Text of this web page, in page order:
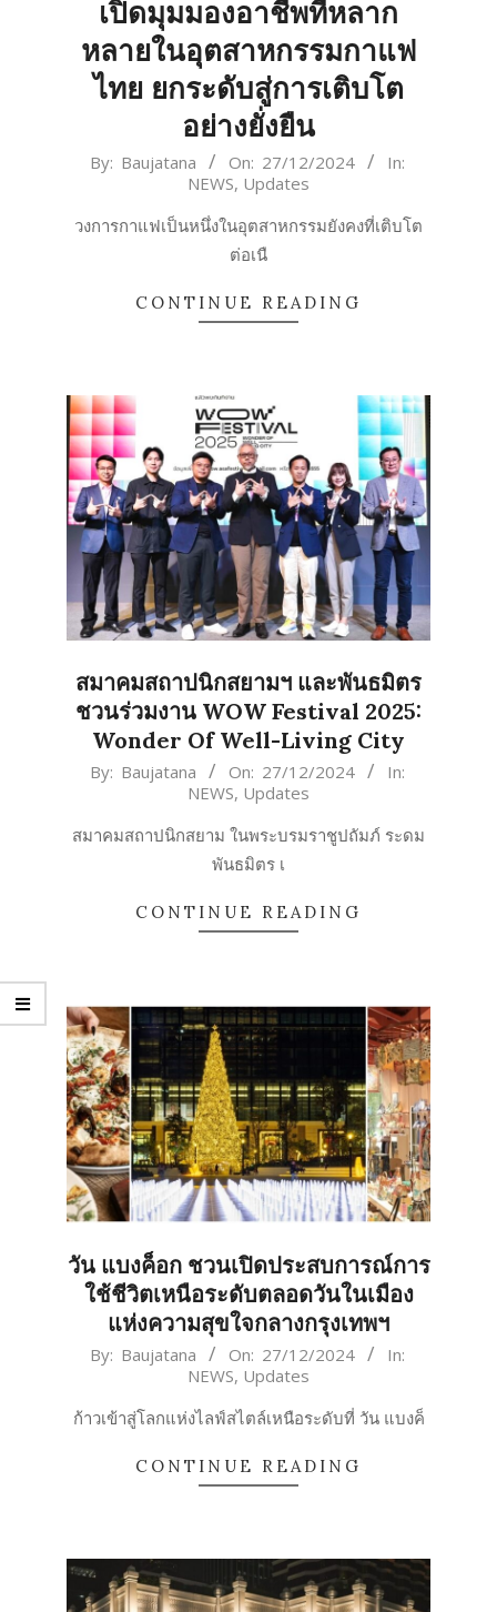
เปิดมุมมองอาชีพที่หลาก
หลายในอุตสาหกรรมกาแฟ
ไทย ยกระดับสู่การเติบโต
อย่างยั่งยืน
2024-
27
By: Baujatana On: 27/12/2024
In:
NEWS, Updates
วงการกาแฟเป็นหนึ่งในอุตสาหกรรมยังคงที่เติบโต
ต่อเนื
CONTINUE READING
สมาคมสถาปนิกสยามฯ และพันธมิตร
ชวนร่วมงาน WOW Festival 2025:
Wonder Of Well-Living City
2024-
27
By: Baujatana On: 27/12/2024
In:
NEWS, Updates
สมาคมสถาปนิกสยาม ในพระบรมราชูปถัมภ์ ระดม
พันธมิตร เ
CONTINUE READING
วัน แบงค็อก ชวนเปิดประสบการณ์การ
ใช้ชีวิตเหนือระดับตลอดวันในเมือง
แห่งความสุขใจกลางกรุงเทพฯ
2024-
27
By: Baujatana On: 27/12/2024
In:
NEWS, Updates
ก้าวเข้าสู่โลกแห่งไลฟ์สไตล์เหนือระดับที่ วัน แบงค็
CONTINUE READING